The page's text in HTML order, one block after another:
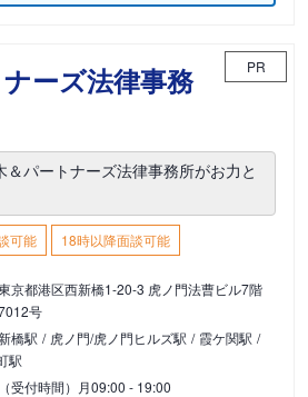
ーズ法律事務
PR
パートナーズ法律事務所がお力と
可能 18時以降面談可能
京都港区西新橋1-20-3 虎ノ門法曹ビル7階
号
橋駅
虎ノ門/虎ノ門ヒルズ駅
霞ケ関駅
駅
（受付時間） 月09:00 - 19:00